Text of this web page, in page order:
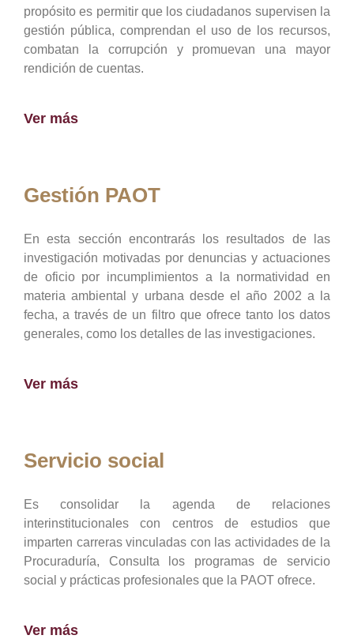
propósito es permitir que los ciudadanos supervisen la
gestión pública, comprendan el uso de los recursos,
combatan la corrupción y promuevan una mayor
rendición de cuentas.
Ver más
Gestión PAOT
En esta sección encontrarás los resultados de las
investigación motivadas por denuncias y actuaciones
de oficio por incumplimientos a la normatividad en
materia ambiental y urbana desde el año 2002 a la
fecha, a través de un filtro que ofrece tanto los datos
generales, como los detalles de las investigaciones.
Ver más
Servicio social
Es consolidar la agenda de relaciones
interinstitucionales con centros de estudios que
imparten carreras vinculadas con las actividades de la
Procuraduría, Consulta los programas de servicio
social y prácticas profesionales que la PAOT ofrece.
Ver más